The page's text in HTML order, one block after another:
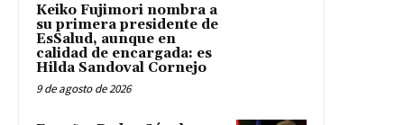
Keiko Fujimori nombra a
su primera presidente de
EsSalud, aunque en
calidad de encargada: es
Hilda Sandoval Cornejo
9 de agosto de 2026